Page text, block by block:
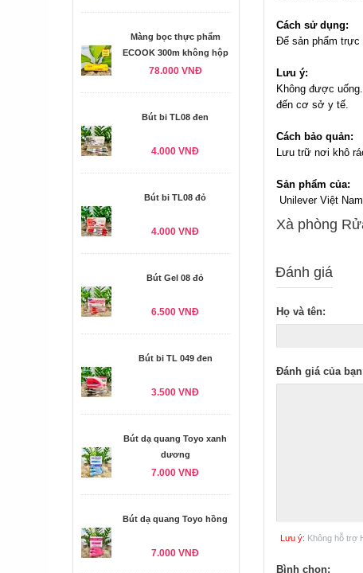
Màng bọc thực phẩm
ECOOK 300m không hộp
78.000 VNĐ
Bút bi TL08 đen
4.000 VNĐ
Bút bi TL08 đỏ
4.000 VNĐ
Bút Gel 08 đỏ
6.500 VNĐ
Bút bi TL 049 đen
3.500 VNĐ
Bút dạ quang Toyo xanh
dương
7.000 VNĐ
Bút dạ quang Toyo hồng
7.000 VNĐ
Cách sử dụng:
Để sản phẩm
Lưu ý:
Không được
đến cơ sở y tế.
Cách bảo quản:
Lưu trữ nơi khô
Sản phẩm của:
Unilever Việt
Xà phòng
Đánh giá
Họ và tên:
Đánh giá của
Lưu ý: Không hỗ trợ
Bình chọn: